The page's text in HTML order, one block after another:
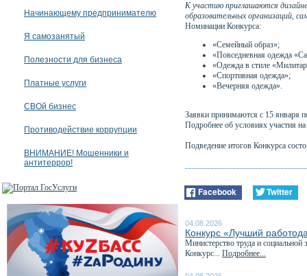
Начинающему предпринимателю
Я самозанятый
Полезности для бизнеса
Платные услуги
СВОй бизнес
Противодействие коррупции
ВНИМАНИЕ! Мошенники и
антитеррор!
К участию приглашаются
образовательных организаций,
Номинации Конкурса:
«Семейный образ»;
«Повседневная одежда
«Одежда в стиле
«Спортивная одежда»;
«Вечерняя одежда».
Заявки принимаются с 15 января
Подробнее об условиях участия на
Подведение итогов Конкурса
Facebook Twitter
04.08.2026
Конкурс «Лучший
Министерство труда и социальной
Конкурс... Подробнее...